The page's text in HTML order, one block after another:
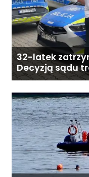
32-latek
Decyzją sądu